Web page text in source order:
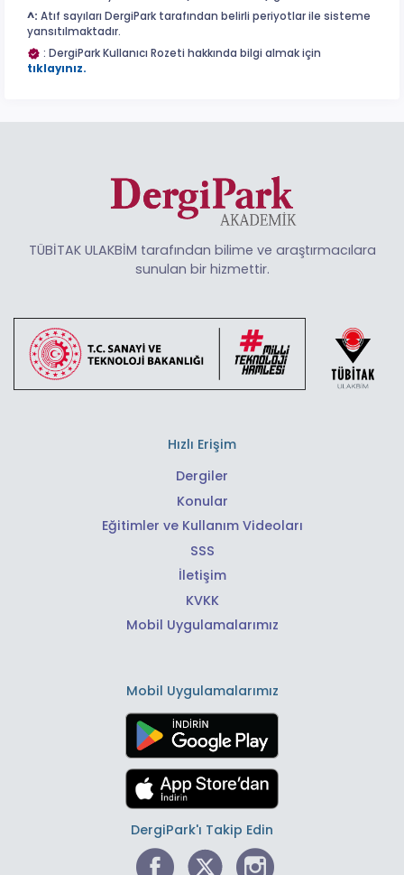
^: Atıf sayıları DergiPark tarafından belirli periyotlar ile sisteme
yansıtılmaktadır.
: DergiPark Kullanıcı Rozeti hakkında bilgi almak için
tıklayınız.
TÜBİTAK ULAKBİM tarafından bilime ve araştırmacılara
sunulan bir hizmettir.
Hızlı Erişim
Dergiler
Konular
Eğitimler ve Kullanım Videoları
SSS
İletişim
KVKK
Mobil Uygulamalarımız
Mobil Uygulamalarımız
DergiPark'ı Takip Edin